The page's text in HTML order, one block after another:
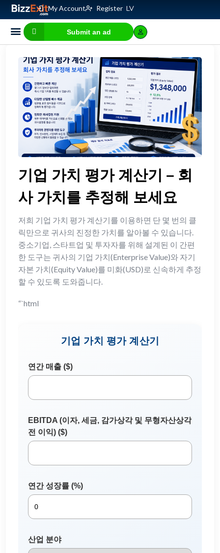
My Account Register LV
Submit an ad
기업 가치 평가 계산기 – 회
사 가치를 추정해 보세요
저희 기업 가치 평가 계산기를 이용하면 단 몇 번의 클
릭만으로 귀사의 진정한 가치를 알아볼 수 있습니다.
중소기업, 스타트업 및 투자자를 위해 설계된 이 간편
한 도구는 귀사의 기업 가치(Enterprise Value)와 자기
자본 가치(Equity Value)를 미화(USD)로 신속하게 추정
할 수 있도록 도와줍니다.
“`html
기업 가치 평가 계산기
연간 매출 ($)
EBITDA (이자, 세금, 감가상각 및 무형자산상각
전 이익) ($)
연간 성장률 (%)
산업 분야